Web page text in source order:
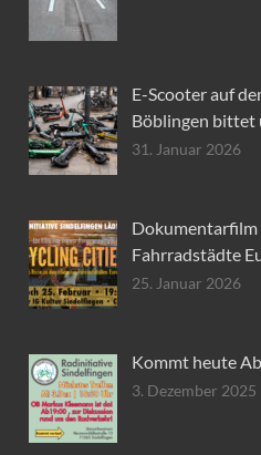
E-Scooter auf
Böblingen
31. Januar 2026
Dokumentarfilm
Fahrradstädte
25. Januar 2026
Kommt heute
3. Dezember 2025